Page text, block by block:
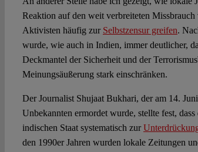
Reaktion auf den weit verbreiteten
Aktivisten häufig zur Selbstzensur greifen.
wurde, wie auch in Indien, immer deutlicher,
Deckmantel der Sicherheit und der
Meinungsäußerung stark einschränken.
Der Journalist Shujaat Bukhari, der am 14.
Unbekannten ermordet wurde, stellte fest,
indischen Staat systematisch zur
den 1990er Jahren wurden lokale Zeitungen